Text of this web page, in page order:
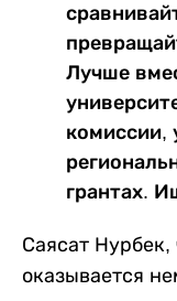
Лучше
комиссии,
грантах.
Саясат Нурбек,
оказывается